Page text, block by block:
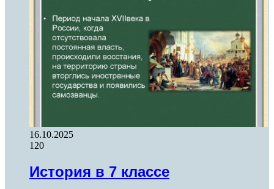
16.10.2025
120
История в 7 классе